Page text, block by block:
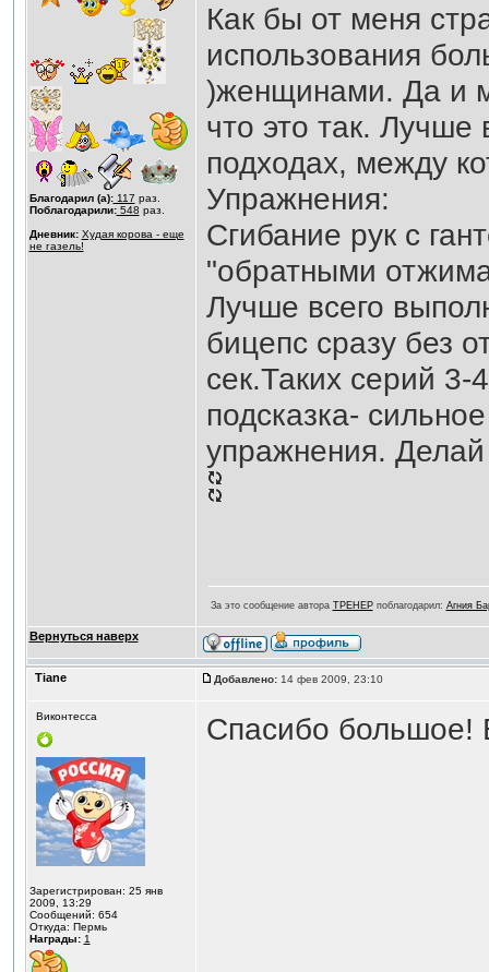
Благодарил (а):117 раз.
Поблагодарили:548 раз.
Дневник: Худая корова - еще
не газель!
Как бы от меня
использования
)женщинами. Да и
что это так. Лучше
подходах, между
Упражнения:
Сгибание рук с
"обратными
Лучше всего
бицепс сразу без
сек.Таких серий
подсказка-
упражнения.
За это сообщение автора ТРЕНЕРпоблагодарил: Агния
Вернуться наверх
Tiane Добавлено:14 фев 2009, 23:10
Виконтесса
Зарегистрирован: 25 янв
2009, 13:29
Сообщений: 654
Откуда: Пермь
Награды: 1
Спасибо большое!